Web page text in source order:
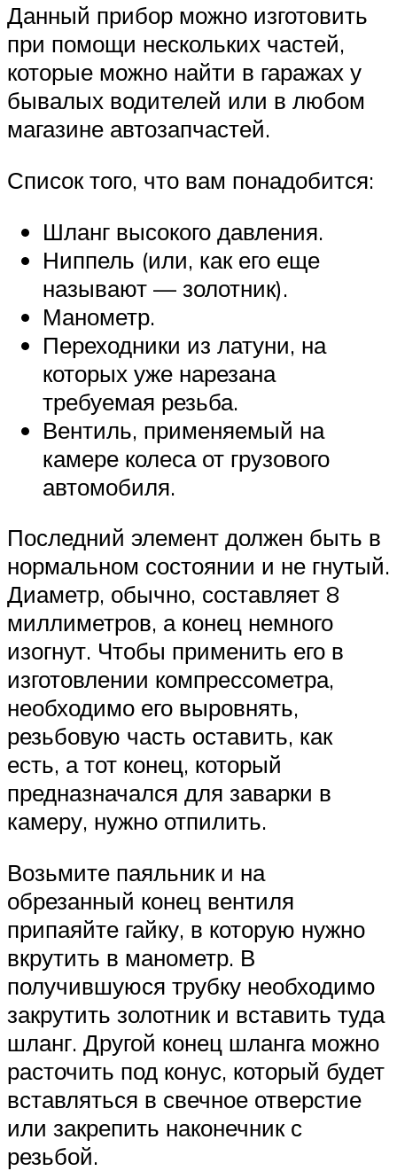
Данный прибор можно изготовить
при помощи нескольких частей,
которые можно найти в гаражах у
бывалых водителей или в любом
магазине автозапчастей.
Список того, что вам понадобится:
Шланг высокого давления.
Ниппель (или, как его еще
называют — золотник).
Манометр.
Переходники из латуни, на
которых уже нарезана
требуемая резьба.
Вентиль, применяемый на
камере колеса от грузового
автомобиля.
Последний элемент должен быть в
нормальном состоянии и не гнутый.
Диаметр, обычно, составляет 8
миллиметров, а конец немного
изогнут. Чтобы применить его в
изготовлении компрессометра,
необходимо его выровнять,
резьбовую часть оставить, как
есть, а тот конец, который
предназначался для заварки в
камеру, нужно отпилить.
Возьмите паяльник и на
обрезанный конец вентиля
припаяйте гайку, в которую нужно
вкрутить в манометр. В
получившуюся трубку необходимо
закрутить золотник и вставить туда
шланг. Другой конец шланга можно
расточить под конус, который будет
вставляться в свечное отверстие
или закрепить наконечник с
резьбой.